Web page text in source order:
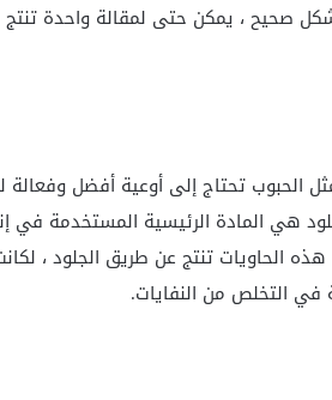
صحيح ، يمكن حتى لمقالة واحدة
الحبوب تحتاج إلى أوعية أفضل وفعالة
هي المادة الرئيسية المستخدمة في
هذه الحاويات تنتج عن طريق الجلود ،
في التخلص من النفايات.